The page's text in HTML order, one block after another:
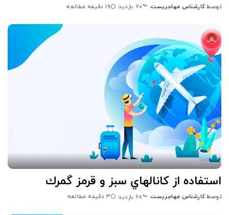
ارسال
توسط
توسط کارشناس مهاجریست 70 بازدید 19 دقیقه مطالعه
استفاده از كانالهاي سبز و قرمز گمرك
ارسال
توسط کارشناس مهاجریست 68 بازدید 3 دقیقه مطالعه